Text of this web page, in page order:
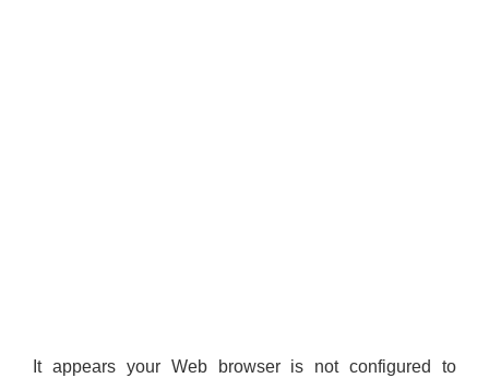
It appears your Web browser is not configured to